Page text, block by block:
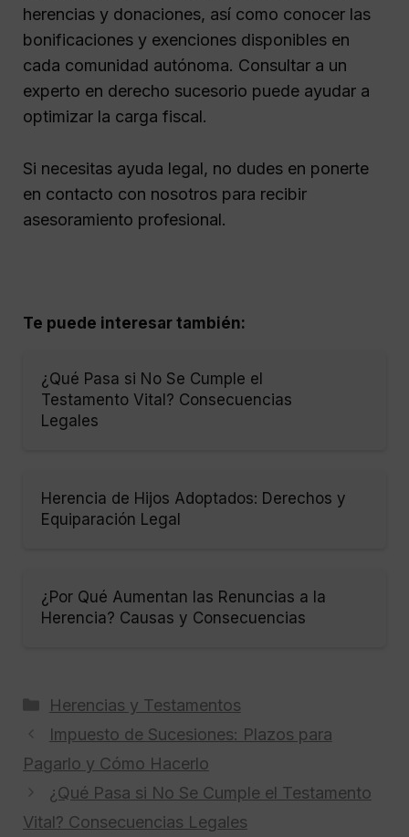
herencias y donaciones, así como conocer las
bonificaciones y exenciones disponibles en
cada comunidad autónoma. Consultar a un
experto en derecho sucesorio puede ayudar a
optimizar la carga fiscal.
Si necesitas ayuda legal, no dudes en ponerte
en contacto con nosotros para recibir
asesoramiento profesional.
Te puede interesar también:
¿Qué Pasa si No Se Cumple el
Testamento Vital? Consecuencias
Legales
Herencia de Hijos Adoptados: Derechos y
Equiparación Legal
¿Por Qué Aumentan las Renuncias a la
Herencia? Causas y Consecuencias
Categorías
Herencias y Testamentos
Impuesto de Sucesiones: Plazos para
Pagarlo y Cómo Hacerlo
¿Qué Pasa si No Se Cumple el Testamento
Vital? Consecuencias Legales